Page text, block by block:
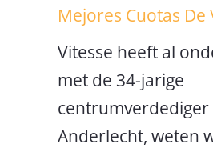
Mejores Cuotas De
Vitesse heeft al
met de 34-jarige
centrumverdediger
Anderlecht, weten